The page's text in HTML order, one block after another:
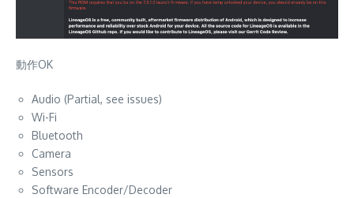
動作OK
Audio (Partial, see issues)
Wi-Fi
Bluetooth
Camera
Sensors
Software Encoder/Decoder